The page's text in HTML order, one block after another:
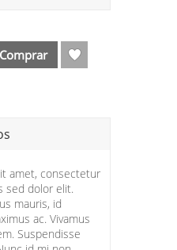
amet, consectetur
sed dolor elit.
mauris, id
ac. Vivamus
Suspendisse